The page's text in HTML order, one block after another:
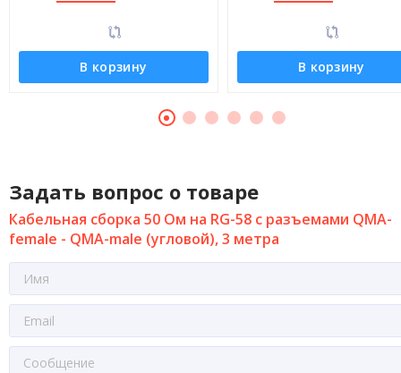
В корзину В корзину
Задать вопрос о товаре
Кабельная сборка 50 Ом на RG-58 с разъемами QMA-
female - QMA-male (угловой), 3 метра